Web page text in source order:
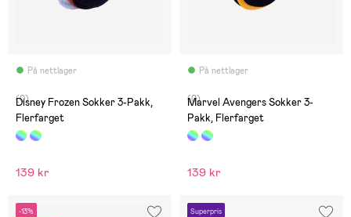
På nettlager
(0)
Disney Frozen Sokker 3-Pakk,
Flerfarget
139 kr
På nettlager
(0)
Marvel Avengers Sokker 3-
Pakk, Flerfarget
139 kr
-13% Superpris